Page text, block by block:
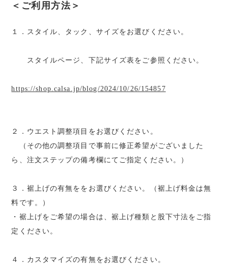
＜ご利用方法＞
１．スタイル、タック、サイズをお選びください。
スタイルページ、下記サイズ表をご参照ください。
https://shop.calsa.jp/blog/2024/10/26/154857
２．ウエスト調整項目をお選びください。
（その他の調整項目で事前に修正希望がございました
ら、注文ステップの備考欄にてご指定ください。）
３．裾上げの有無ををお選びください。（裾上げ料金は無
料です。）
・裾上げをご希望の場合は、裾上げ種類と股下寸法をご指
定ください。
４．カスタマイズの有無をお選びください。